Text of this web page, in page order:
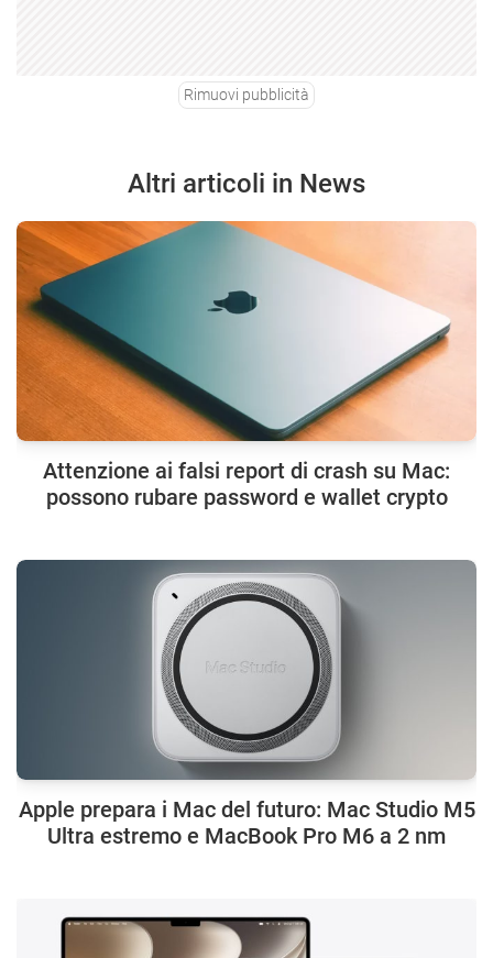
Rimuovi pubblicità
Altri articoli in News
Attenzione ai falsi report di crash su Mac:
possono rubare password e wallet crypto
Apple prepara i Mac del futuro: Mac Studio M5
Ultra estremo e MacBook Pro M6 a 2 nm